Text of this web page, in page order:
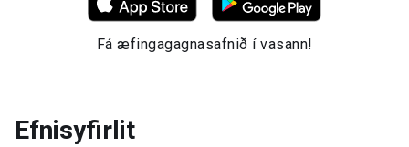
Fá æfingagagnasafnið í vasann!
Efnisyfirlit